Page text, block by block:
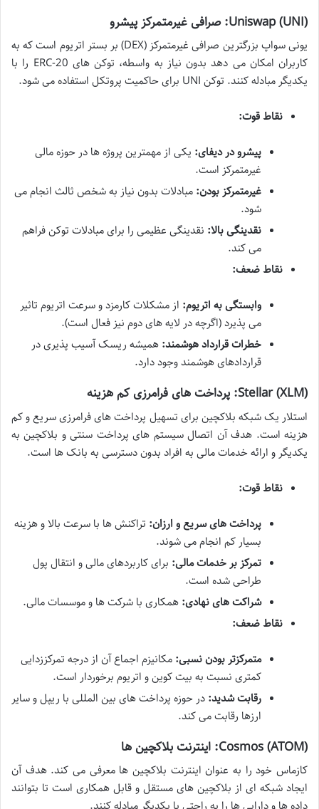
Uniswap (UNI): صرافی غیرمتمرکز پیشرو
یونی سواپ بزرگترین صرافی غیرمتمرکز (DEX) بر بستر اتریوم است که به
کاربران امکان می دهد بدون نیاز به واسطه، توکن های ERC-20 را با
یکدیگر مبادله کنند. توکن UNI برای حاکمیت پروتکل استفاده می شود.
نقاط قوت:
پیشرو در دیفای: یکی از مهمترین پروژه ها در حوزه مالی
غیرمتمرکز است.
غیرمتمرکز بودن: مبادلات بدون نیاز به شخص ثالث انجام می
شود.
نقدینگی بالا: نقدینگی عظیمی را برای مبادلات توکن فراهم
می کند.
نقاط ضعف:
وابستگی به اتریوم: از مشکلات کارمزد و سرعت اتریوم تاثیر
می پذیرد (اگرچه در لایه های دوم نیز فعال است).
خطرات قرارداد هوشمند: همیشه ریسک آسیب پذیری در
قراردادهای هوشمند وجود دارد.
Stellar (XLM): پرداخت های فرامرزی کم هزینه
استلار یک شبکه بلاکچین برای تسهیل پرداخت های فرامرزی سریع و کم
هزینه است. هدف آن اتصال سیستم های پرداخت سنتی و بلاکچین به
یکدیگر و ارائه خدمات مالی به افراد بدون دسترسی به بانک ها است.
نقاط قوت:
پرداخت های سریع و ارزان: تراکنش ها با سرعت بالا و هزینه
بسیار کم انجام می شوند.
تمرکز بر خدمات مالی: برای کاربردهای مالی و انتقال پول
طراحی شده است.
شراکت های نهادی: همکاری با شرکت ها و موسسات مالی.
نقاط ضعف:
متمرکزتر بودن نسبی: مکانیزم اجماع آن از درجه تمرکززدایی
کمتری نسبت به بیت کوین و اتریوم برخوردار است.
رقابت شدید: در حوزه پرداخت های بین المللی با ریپل و سایر
ارزها رقابت می کند.
Cosmos (ATOM): اینترنت بلاکچین ها
کازماس خود را به عنوان اینترنت بلاکچین ها معرفی می کند. هدف آن
ایجاد شبکه ای از بلاکچین های مستقل و قابل همکاری است تا بتوانند